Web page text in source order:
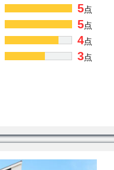
5点
5点
4点
3点